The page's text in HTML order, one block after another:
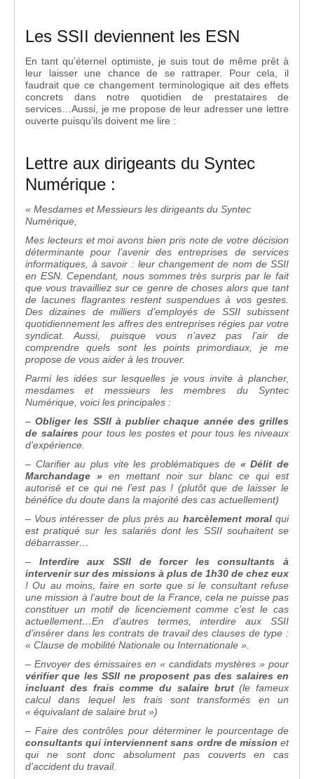
Les SSII deviennent les ESN
En tant qu’éternel optimiste, je suis tout de même prêt à
leur laisser une chance de se rattraper. Pour cela, il
faudrait que ce changement terminologique ait des effets
concrets dans notre quotidien de prestataires de
services…Aussi, je me propose de leur adresser une lettre
ouverte puisqu’ils doivent me lire :
Lettre aux dirigeants du Syntec
Numérique :
« Mesdames et Messieurs les dirigeants du Syntec
Numérique,
Mes lecteurs et moi avons bien pris note de votre décision
déterminante pour l’avenir des entreprises de services
informatiques, à savoir : leur changement de nom de SSII
en ESN. Cependant, nous sommes très surpris par le fait
que vous travailliez sur ce genre de choses alors que tant
de lacunes flagrantes restent suspendues à vos gestes.
Des dizaines de milliers d’employés de SSII subissent
quotidiennement les affres des entreprises régies par votre
syndicat. Aussi, puisque vous n’avez pas l’air de
comprendre quels sont les points primordiaux, je me
propose de vous aider à les trouver.
Parmi les idées sur lesquelles je vous invite à plancher,
mesdames et messieurs les membres du Syntec
Numérique, voici les principales :
–Obliger les SSII à publier chaque année des grilles
de salairespour tous les postes et pour tous les niveaux
d’expérience.
– Clarifier au plus vite les problématiques de « Délit de
Marchandage »en mettant noir sur blanc ce qui est
autorisé et ce qui ne l’est pas ! (plutôt que de laisser le
bénéfice du doute dans la majorité des cas actuellement)
– Vous intéresser de plus près au harcèlement moralqui
est pratiqué sur les salariés dont les SSII souhaitent se
débarrasser…
– Interdire aux SSII de forcer les consultants à
intervenir sur des missions à plus de 1h30 de chez eux
! Ou au moins, faire en sorte que si le consultant refuse
une mission à l’autre bout de la France, cela ne puisse pas
constituer un motif de licenciement comme c’est le cas
actuellement…En d’autres termes, interdire aux SSII
d’insérer dans les contrats de travail des clauses de type :
« Clause de mobilité Nationale ou Internationale ».
– Envoyer des émissaires en « candidats mystères » pour
vérifier que les SSII ne proposent pas des salaires en
incluant des frais comme du salaire brut (le fameux
calcul dans lequel les frais sont transformés en un
« équivalant de salaire brut »)
– Faire des contrôles pour déterminer le pourcentage de
consultants qui interviennent sans ordre de mission et
qui ne sont donc absolument pas couverts en cas
d’accident du travail.